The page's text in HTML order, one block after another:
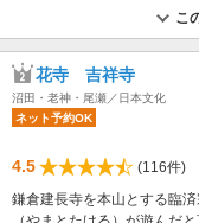
こ
花寺 吉祥寺
沼田・老神・尾瀬／日本文化
ネット予約OK
4.5
(116件)
鎌倉建長寺を本山とする臨